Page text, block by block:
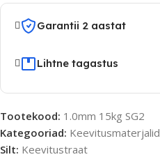
Garantii 2 aastat
Lihtne tagastus
Tootekood: 1.0mm 15kg SG2
Kategooriad: Keevitusmaterjalid
Silt: Keevitustraat